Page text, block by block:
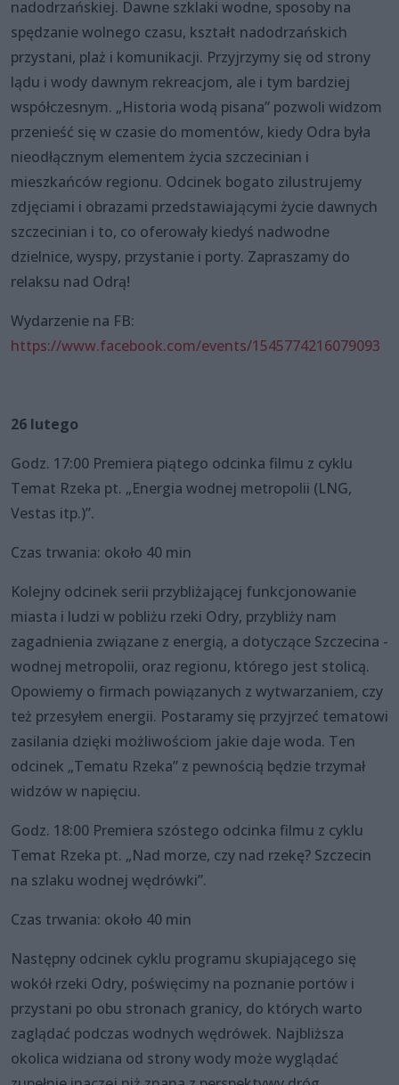
nadodrzańskiej. Dawne szklaki wodne, sposoby na
spędzanie wolnego czasu, kształt nadodrzańskich
przystani, plaż i komunikacji. Przyjrzymy się od strony
lądu i wody dawnym rekreacjom, ale i tym bardziej
współczesnym. „Historia wodą pisana” pozwoli widzom
przenieść się w czasie do momentów, kiedy Odra była
nieodłącznym elementem życia szczecinian i
mieszkańców regionu. Odcinek bogato zilustrujemy
zdjęciami i obrazami przedstawiającymi życie dawnych
szczecinian i to, co oferowały kiedyś nadwodne
dzielnice, wyspy, przystanie i porty. Zapraszamy do
relaksu nad Odrą!
Wydarzenie na FB:
https://www.facebook.com/events/1545774216079093
26 lutego
Godz. 17:00 Premiera piątego odcinka filmu z cyklu
Temat Rzeka pt. „Energia wodnej metropolii (LNG,
Vestas itp.)”.
Czas trwania: około 40 min
Kolejny odcinek serii przybliżającej funkcjonowanie
miasta i ludzi w pobliżu rzeki Odry, przybliży nam
zagadnienia związane z energią, a dotyczące Szczecina -
wodnej metropolii, oraz regionu, którego jest stolicą.
Opowiemy o firmach powiązanych z wytwarzaniem, czy
też przesyłem energii. Postaramy się przyjrzeć tematowi
zasilania dzięki możliwościom jakie daje woda. Ten
odcinek „Tematu Rzeka” z pewnością będzie trzymał
widzów w napięciu.
Godz. 18:00 Premiera szóstego odcinka filmu z cyklu
Temat Rzeka pt. „Nad morze, czy nad rzekę? Szczecin
na szlaku wodnej wędrówki”.
Czas trwania: około 40 min
Następny odcinek cyklu programu skupiającego się
wokół rzeki Odry, poświęcimy na poznanie portów i
przystani po obu stronach granicy, do których warto
zaglądać podczas wodnych wędrówek. Najbliższa
okolica widziana od strony wody może wyglądać